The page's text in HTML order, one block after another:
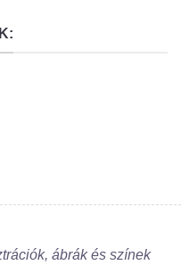
ábrák és színek